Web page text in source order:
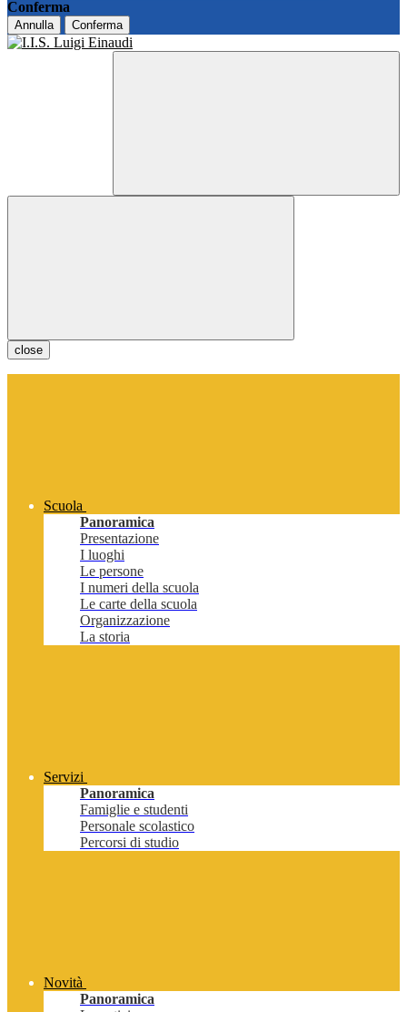
Conferma
Annulla Conferma
close
Scuola
Panoramica
Presentazione
I luoghi
Le persone
I numeri della scuola
Le carte della scuola
Organizzazione
La storia
Servizi
Panoramica
Famiglie e studenti
Personale scolastico
Percorsi di studio
Novità
Panoramica